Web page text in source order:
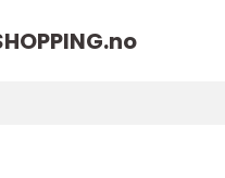
no